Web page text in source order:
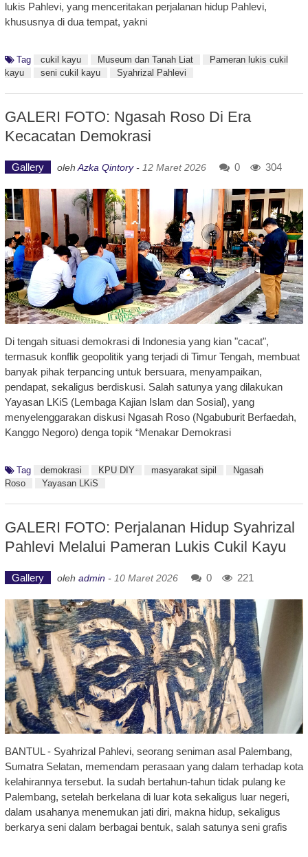
lukis Pahlevi, yang menceritakan perjalanan hidup Pahlevi,
khususnya di dua tempat, yakni
Tag cukil kayu Museum dan Tanah Liat
Pameran lukis cukil
kayu
seni cukil kayu Syahrizal Pahlevi
GALERI FOTO: Ngasah Roso Di Era
Kecacatan Demokrasi
Gallery olehAzka Qintory- 12 Maret 2026 0 304
Di tengah situasi demokrasi di Indonesia yang kian "cacat",
termasuk konflik geopolitik yang terjadi di Timur Tengah, membuat
banyak pihak terpancing untuk bersuara, menyampaikan,
pendapat, sekaligus berdiskusi. Salah satunya yang dilakukan
Yayasan LKiS (Lembaga Kajian Islam dan Sosial), yang
menyelenggarakan diskusi Ngasah Roso (Ngabuburit Berfaedah,
Kanggo Negoro) denga topik “Menakar Demokrasi
Tag demokrasi KPU DIY masyarakat sipil
Ngasah
Roso
Yayasan LKiS
GALERI FOTO: Perjalanan Hidup Syahrizal
Pahlevi Melalui Pameran Lukis Cukil Kayu
Gallery oleh admin - 10 Maret 2026 0 221
BANTUL - Syahrizal Pahlevi, seorang seniman asal Palembang,
Sumatra Selatan, memendam perasaan yang dalam terhadap kota
kelahirannya tersebut. Ia sudah bertahun-tahun tidak pulang ke
Palembang, setelah berkelana di luar kota sekaligus luar negeri,
dalam usahanya menemukan jati diri, makna hidup, sekaligus
berkarya seni dalam berbagai bentuk, salah satunya seni grafis